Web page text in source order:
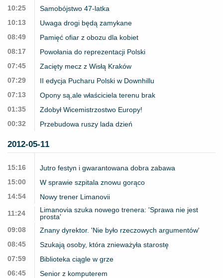
10:25
Samobójstwo 47-latka
10:13
Uwaga drogi będą zamykane
08:49
Pamięć ofiar z obozu dla kobiet
08:17
Powołania do reprezentacji Polski
07:45
Zacięty mecz z Wisłą Kraków
07:29
II edycja Pucharu Polski w Downhillu
07:13
Opony są,ale właściciela terenu brak
01:35
Zdobył Wicemistrzostwo Europy!
00:32
Przebudowa ruszy lada dzień
2012-05-11
15:16
Jutro festyn i gwarantowana dobra zabawa
15:00
W sprawie szpitala znowu gorąco
14:54
Nowy trener Limanovii
11:24
Limanovia szuka nowego trenera: 'Sprawa nie jest
prosta'
09:08
Znany dyrektor. 'Nie było rzeczowych argumentów'
08:45
Szukają osoby, która znieważyła starostę
07:59
Biblioteka ciągle w grze
06:45
Senior z komputerem